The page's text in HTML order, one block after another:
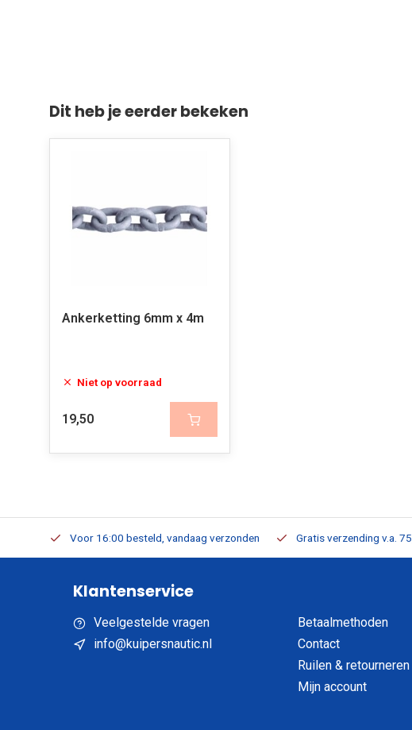
Dit heb je eerder bekeken
Ankerketting 6mm x 4m
Niet op voorraad
19,50
Voor 16:00 besteld, vandaag verzonden Gratis verzending v.a.
Klantenservice
Veelgestelde vragen
info@kuipersnautic.nl
Betaalmethoden
Contact
Ruilen & retourneren
Mijn account